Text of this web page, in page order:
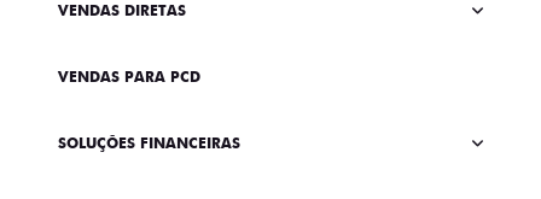
VENDAS DIRETAS
VENDAS PARA PCD
SOLUÇÕES FINANCEIRAS